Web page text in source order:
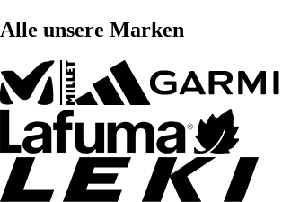
Alle unsere Marken